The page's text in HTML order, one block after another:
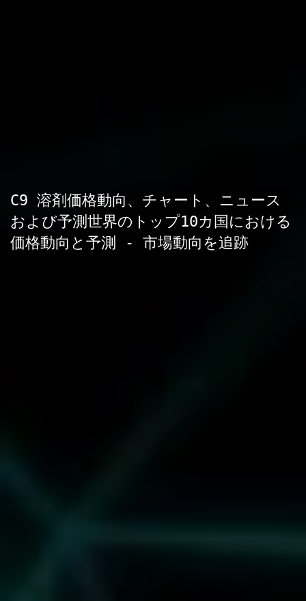
C9 溶剤価格動向、チャート、ニュース
および予測世界のトップ10カ国における
価格動向と予測 - 市場動向を追跡